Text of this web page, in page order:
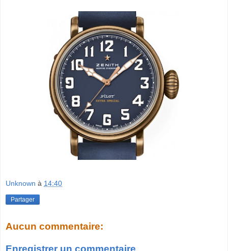
Unknown à 14:40
Partager
Aucun commentaire:
Enregistrer un commentaire